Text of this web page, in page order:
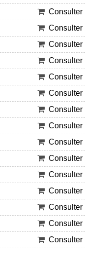
Consulter
Consulter
Consulter
Consulter
Consulter
Consulter
Consulter
Consulter
Consulter
Consulter
Consulter
Consulter
Consulter
Consulter
Consulter